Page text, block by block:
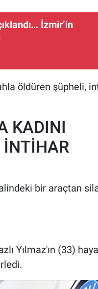
İzmir’in
öldüren şüpheli,
KADINI
İNTİHAR
bir araçtan
Yılmaz'ın (33)